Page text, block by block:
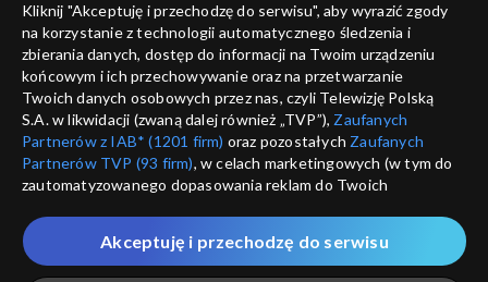
ANULUJ
informacje o dostawcy usług
Kliknij "Akceptuję i przechodzę do serwisu", aby wyrazić zgody
na korzystanie z technologii automatycznego śledzenia i
zbierania danych, dostęp do informacji na Twoim urządzeniu
końcowym i ich przechowywanie oraz na przetwarzanie
Twoich danych osobowych przez nas, czyli Telewizję Polską
S.A. w likwidacji (zwaną dalej również „TVP”), Zaufanych
Partnerów z IAB* (1201 firm) oraz pozostałych Zaufanych
Partnerów TVP (93 firm), w celach marketingowych (w tym do
zautomatyzowanego dopasowania reklam do Twoich
które wskazujemy poniżej, a także zgody na udostępnianie
przez nas identyfikatora PPID do Google.
Akceptuję i przechodzę do serwisu